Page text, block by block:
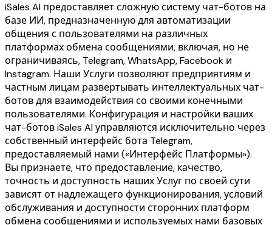
iSales AI предоставляет сложную систему чат-ботов на
базе ИИ, предназначенную для автоматизации
общения с пользователями на различных
платформах обмена сообщениями, включая, но не
ограничиваясь, Telegram, WhatsApp, Facebook и
Instagram. Наши Услуги позволяют предприятиям и
частным лицам развертывать интеллектуальных чат-
ботов для взаимодействия со своими конечными
пользователями. Конфигурация и настройки ваших
чат-ботов iSales AI управляются исключительно через
собственный интерфейс бота Telegram,
предоставляемый нами («Интерфейс Платформы»).
Вы признаете, что предоставление, качество,
точность и доступность наших Услуг по своей сути
зависят от надлежащего функционирования, условий
обслуживания и доступности сторонних платформ
обмена сообщениями и используемых нами базовых